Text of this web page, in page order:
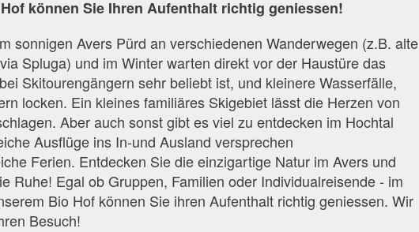
können Sie Ihren Aufenthalt richtig geniessen!
sonnigen Avers Pürd an verschiedenen Wanderwegen (z.B. alte
Spluga) und im Winter warten direkt vor der Haustüre das
Skitourengängern sehr beliebt ist, und kleinere Wasserfälle,
locken. Ein kleines familiäres Skigebiet lässt die Herzen von
Aber auch sonst gibt es viel zu entdecken im Hochtal
Ausflüge ins In-und Ausland versprechen
Ferien. Entdecken Sie die einzigartige Natur im Avers und
Ruhe! Egal ob Gruppen, Familien oder Individualreisende - im
Bio Hof können Sie ihren Aufenthalt richtig geniessen. Wir
Besuch!